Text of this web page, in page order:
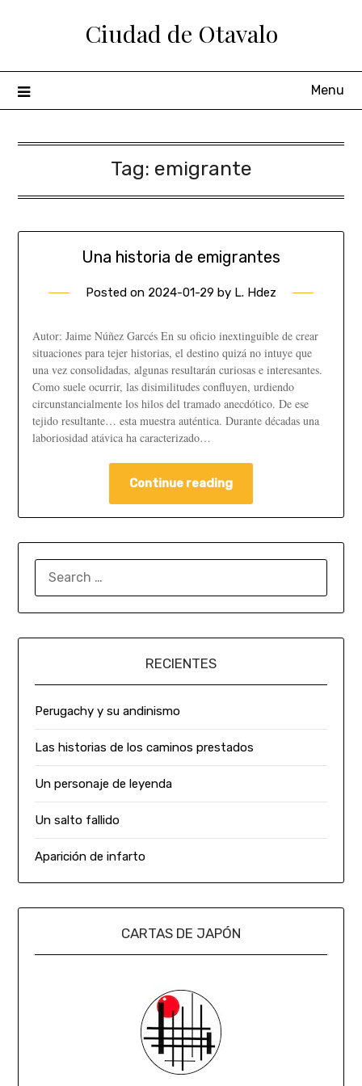
Ciudad de Otavalo
Menu
Tag: emigrante
Una historia de emigrantes
Posted on 2024-01-29 by L. Hdez
Autor: Jaime Núñez Garcés En su oficio inextinguible de crear
situaciones para tejer historias, el destino quizá no intuye que
una vez consolidadas, algunas resultarán curiosas e interesantes.
Como suele ocurrir, las disimilitudes confluyen, urdiendo
circunstancialmente los hilos del tramado anecdótico. De ese
tejido resultante… esta muestra auténtica. Durante décadas una
laboriosidad atávica ha caracterizado…
Continue reading
RECIENTES
Perugachy y su andinismo
Las historias de los caminos prestados
Un personaje de leyenda
Un salto fallido
Aparición de infarto
CARTAS DE JAPÓN